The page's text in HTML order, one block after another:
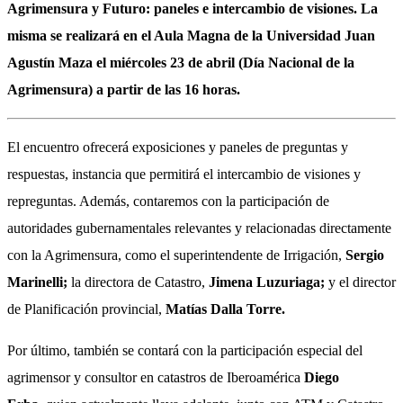
Agrimensura y Futuro: paneles e intercambio de visiones. La
misma se realizará en el Aula Magna de la Universidad Juan
Agustín Maza el miércoles 23 de abril (Día Nacional de la
Agrimensura) a partir de las 16 horas.
El encuentro ofrecerá exposiciones y paneles de preguntas y
respuestas, instancia que permitirá el intercambio de visiones y
repreguntas. Además, contaremos con la participación de
autoridades gubernamentales relevantes y relacionadas directamente
con la Agrimensura, como el superintendente de Irrigación, Sergio
Marinelli; la directora de Catastro, Jimena Luzuriaga; y el director
de Planificación provincial, Matías Dalla Torre.
Por último, también se contará con la participación especial del
agrimensor y consultor en catastros de Iberoamérica Diego